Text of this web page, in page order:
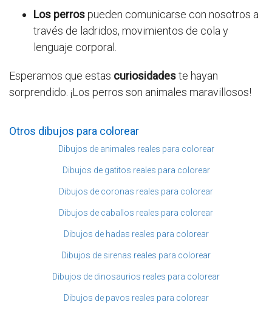
Los perrospueden comunicarse con nosotros a
través de ladridos, movimientos de cola y
lenguaje corporal.
Esperamos que estas curiosidadeste hayan
sorprendido. ¡Los perros son animales maravillosos!
Otros dibujos para colorear
Dibujos de animales reales para colorear
Dibujos de gatitos reales para colorear
Dibujos de coronas reales para colorear
Dibujos de caballos reales para colorear
Dibujos de hadas reales para colorear
Dibujos de sirenas reales para colorear
Dibujos de dinosaurios reales para colorear
Dibujos de pavos reales para colorear